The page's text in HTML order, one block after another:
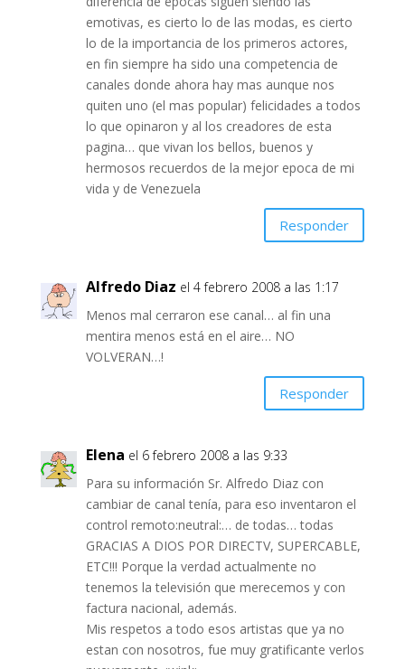
emotivas, es cierto lo de las modas, es cierto
lo de la importancia de los primeros actores,
en fin siempre ha sido una competencia de
canales donde ahora hay mas aunque nos
quiten uno (el mas popular) felicidades a todos
lo que opinaron y al los creadores de esta
pagina… que vivan los bellos, buenos y
hermosos recuerdos de la mejor epoca de mi
vida y de Venezuela
Responder
Alfredo Diaz el 4 febrero 2008 a las 1:17
Menos mal cerraron ese canal… al fin una
mentira menos está en el aire… NO
VOLVERAN…!
Responder
Elena el 6 febrero 2008 a las 9:33
Para su información Sr. Alfredo Diaz con
cambiar de canal tenía, para eso inventaron el
control remoto:neutral:… de todas… todas
GRACIAS A DIOS POR DIRECTV, SUPERCABLE,
ETC!!! Porque la verdad actualmente no
tenemos la televisión que merecemos y con
factura nacional, además.
Mis respetos a todo esos artistas que ya no
estan con nosotros, fue muy gratificante verlos